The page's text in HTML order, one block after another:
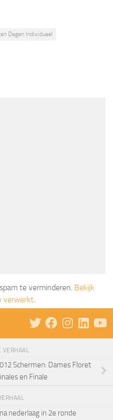
Degen Individueel
te verminderen. Bekijk
verwerkt
VERHAAL
Schermen: Dames Floret
en Finale
nederlaag in 2e ronde